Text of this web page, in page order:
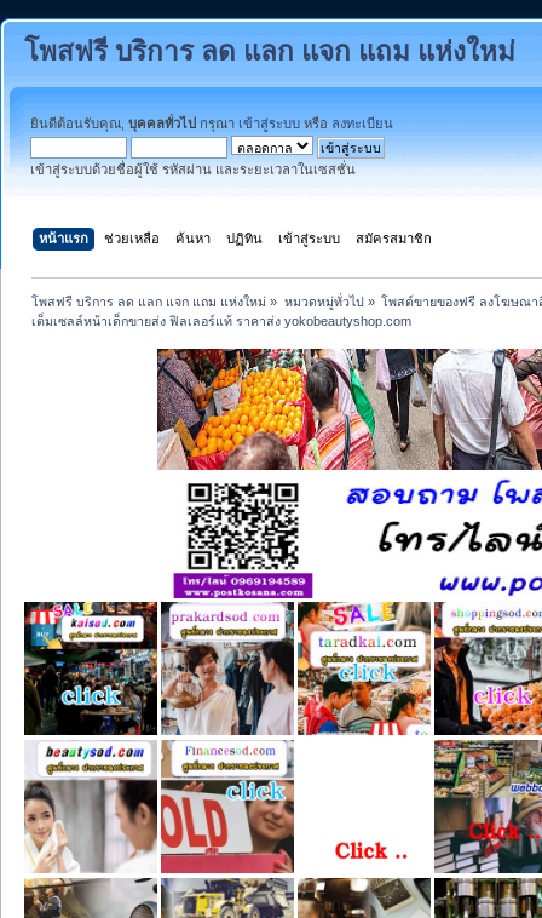
โพสฟรี บริการ ลด แลก แจก แถม แห่งใหม่
ยินดีต้อนรับคุณ, บุคคลทั่วไป กรุณา เข้าสู่ระบบ หรือ ลงทะเบียน
เข้าสู่ระบบด้วยชื่อผู้ใช้ รหัสผ่าน และระยะเวลาในเซสชั่น
หน้าแรก ช่วยเหลือ ค้นหา ปฏิทิน เข้าสู่ระบบ สมัครสมาชิก
โพสฟรี บริการ ลด แลก แจก แถม แห่งใหม่ » หมวดหมู่ทั่วไป» โพสต์ขายของฟรี ลงโฆษณา
เต็มเซลล์หน้าเด็กขายส่ง ฟิลเลอร์แท้ ราคาส่ง yokobeautyshop.com